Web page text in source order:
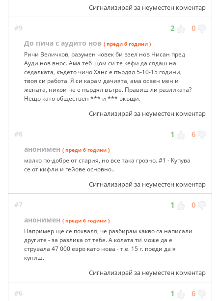
Сигнализирай за неуместен коментар
#9 2 0
До пича с аудито нов ( преди 6 години )
Ричи Величков, разумен човек би взел нов Нисан пред
Ауди нов внос. Ама теб щом си те кефи да сядаш на
седалката, където чичо Ханс е пърдял 5-10-15 години,
твоя си работа. Я си карам дачията, ама освен мен и
жената, никои не е пърдял вътре. Правиш ли разликата?
Нещо като обществен *** и *** вкъщи.
Сигнализирай за неуместен коментар
#8 1 6
анонимен ( преди 6 години )
малко по-добре от стария, но все така грозно. #1 - Купува
се от кифли и гейове основно..
Сигнализирай за неуместен коментар
#7 1 0
анонимен ( преди 6 години )
Например ще се похваля, че разбирам какво са написали
другите - за разлика от тебе. А колата ти може да е
струвала 47 000 евро като нова - т.е. 15 г. преди да я
купиш.
Сигнализирай за неуместен коментар
#6 1 6